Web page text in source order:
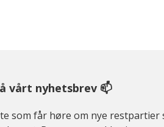
vårt nyhetsbrev 📫
som får høre om nye